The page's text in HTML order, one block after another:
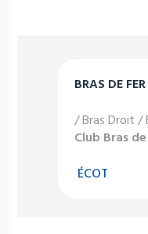
BRAS DE
/ Bras Droit /
Club Bras
ÉCOT